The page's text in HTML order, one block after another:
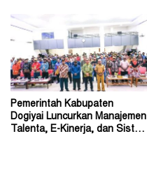
Pemerintah Kabupaten
Dogiyai Luncurkan Manajemen
Talenta, E-Kinerja, dan Sistem